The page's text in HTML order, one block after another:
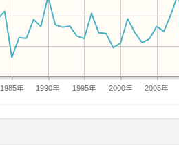
1985年 1990年 1995年 2000年 2005年